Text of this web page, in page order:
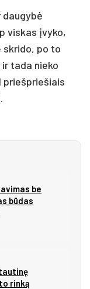
viskas įvyko,
skrido, po to
tada nieko
priešpriešiais
be
būdas
rinką